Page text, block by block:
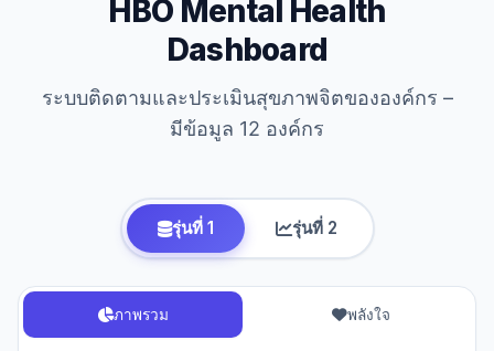
HBO Mental Health
Dashboard
ระบบติดตามและประเมินสุขภาพจิตขององค์กร –
มีข้อมูล 12 องค์กร
รุ่นที่ 1 รุ่นที่ 2
ภาพรวม พลังใจ